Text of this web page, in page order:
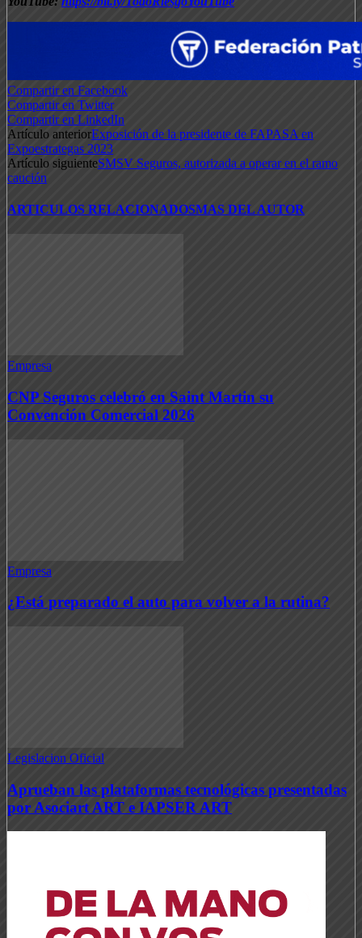
Compartir en Facebook
Compartir en Twitter
Compartir en LinkedIn
Artículo anteriorExposición de la presidente de FAPASA en
Expoestrategas 2023
Artículo siguienteSMSV Seguros, autorizada a operar en el ramo
caución
ARTICULOS RELACIONADOSMAS DEL AUTOR
Empresa
CNP Seguros celebró en Saint Martin su
Convención Comercial 2026
Empresa
¿Está preparado el auto para volver a la rutina?
Legislacion Oficial
Aprueban las plataformas tecnológicas presentadas
por Asociart ART e IAPSER ART